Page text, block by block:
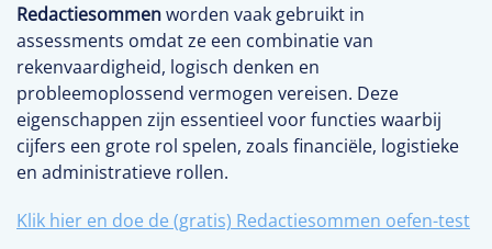
Redactiesommenworden vaak gebruikt in
assessments omdat ze een combinatie van
rekenvaardigheid, logisch denken en
probleemoplossend vermogen vereisen. Deze
eigenschappen zijn essentieel voor functies waarbij
cijfers een grote rol spelen, zoals financiële, logistieke
en administratieve rollen.
Klik hier en doe de (gratis) Redactiesommen oefen-test